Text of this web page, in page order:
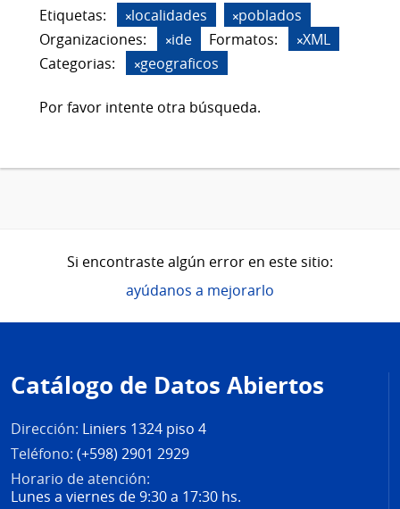
Etiquetas: localidades
poblados
Organizaciones:
ide Formatos:
XML
Categorias:
geograficos
Por favor intente otra búsqueda.
Si encontraste algún error en este sitio:
ayúdanos a mejorarlo
de
página
Catálogo de Datos Abiertos
Dirección: Liniers 1324 piso 4
Teléfono: (+598) 2901 2929
Horario de atención:
Lunes a viernes de 9:30 a 17:30 hs.